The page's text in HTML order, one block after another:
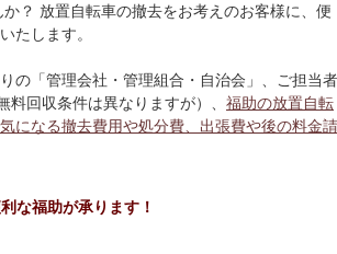
？ 放置自転車の撤去をお考えのお客様に、便
たします。
の「管理会社・管理組合・自治会」、ご担当者
回収条件は異なりますが）、 福助の放置自転
になる撤去費用や処分費、出張費や後の料金請
な福助が承ります！